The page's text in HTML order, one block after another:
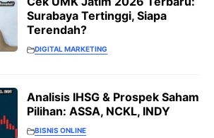
Surabaya Tertinggi, Siapa
Terendah?
DIGITAL MARKETING
Analisis IHSG & Prospek Saham
Pilihan: ASSA, NCKL, INDY
BISNIS ONLINE